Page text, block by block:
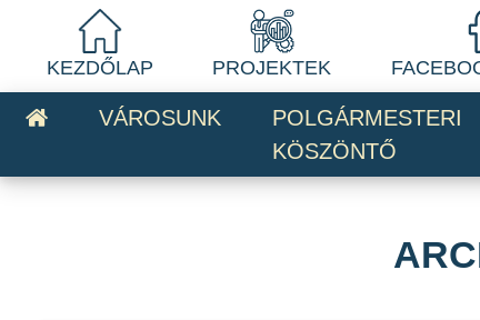
KEZDŐLAP PROJEKTEK
VÁROSUNK
POLGÁRMESTERI
KÖSZÖNTŐ